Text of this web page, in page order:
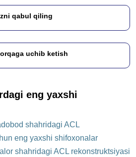
qabul qiling
uchib ketish
eng yaxshi
shahridagi ACL
eng yaxshi shifoxonalar
shahridagi ACL rekonstruktsiyasi